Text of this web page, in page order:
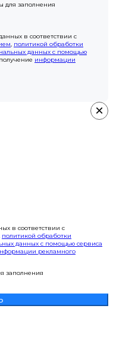
для заполнения
в соответствии с
, политикой обработки
данных с помощью
информации
×
в соответствии с
политикой обработки
данных с помощью сервиса
рекламного
заполнения